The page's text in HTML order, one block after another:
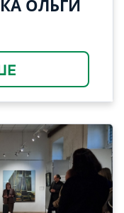
ОЛЬГИ